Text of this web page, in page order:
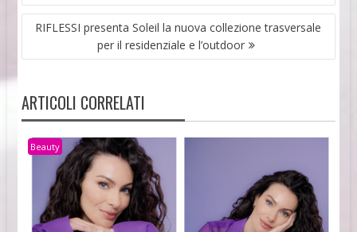
RIFLESSI presenta Soleil la nuova collezione trasversale
per il residenziale e l’outdoor
ARTICOLI CORRELATI
Beauty